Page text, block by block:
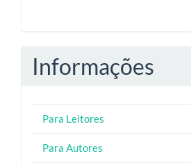
Informações
Para Leitores
Para Autores